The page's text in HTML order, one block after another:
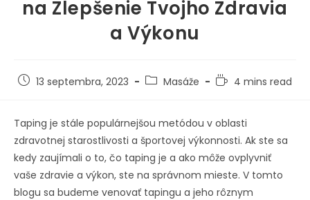
na Zlepšenie Tvojho Zdravia
a Výkonu
13 septembra, 2023 Masáže 4 mins read
Taping je stále populárnejšou metódou v oblasti
zdravotnej starostlivosti a športovej výkonnosti. Ak ste sa
kedy zaujímali o to, čo taping je a ako môže ovplyvniť
vaše zdravie a výkon, ste na správnom mieste. V tomto
blogu sa budeme venovať tapingu a jeho rôznym